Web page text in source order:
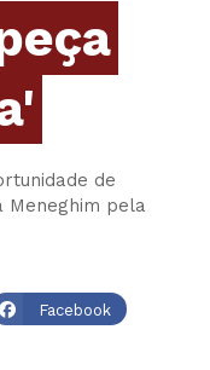
de
Meneghim pela
Facebook